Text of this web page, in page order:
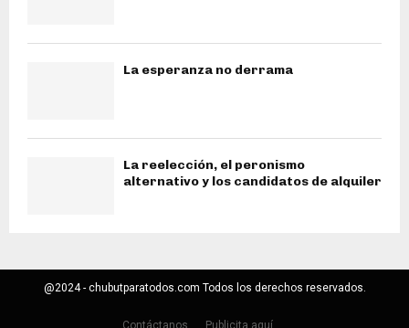
La esperanza no derrama
La reelección, el peronismo
alternativo y los candidatos de alquiler
@2024 - chubutparatodos.com Todos los derechos reservados.